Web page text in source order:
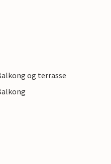
og terrasse